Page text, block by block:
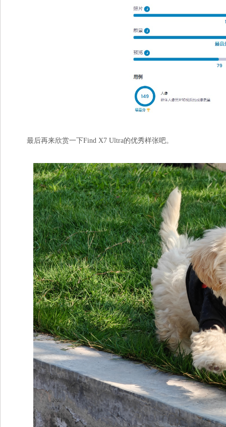
最后再来欣赏一下Find X7 Ultra的优秀样张吧。